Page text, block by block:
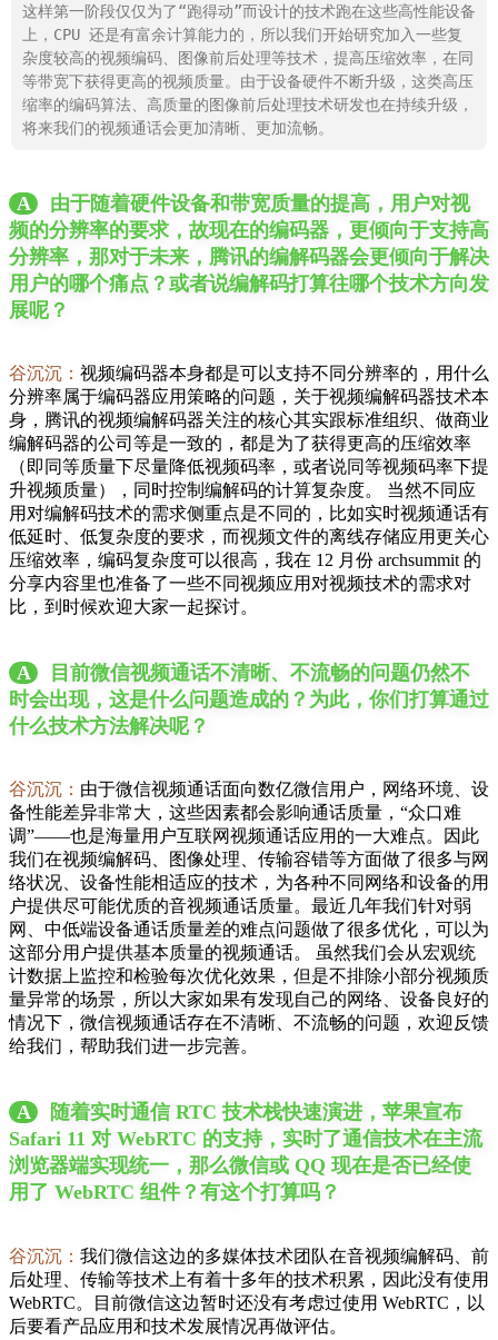
这样第一阶段仅仅为了“跑得动”而设计的技术跑在这些高性能设备
上，CPU 还是有富余计算能力的，所以我们开始研究加入一些复
杂度较高的视频编码、图像前后处理等技术，提高压缩效率，在同
等带宽下获得更高的视频质量。由于设备硬件不断升级，这类高压
缩率的编码算法、高质量的图像前后处理技术研发也在持续升级，
将来我们的视频通话会更加清晰、更加流畅。
A
由于随着硬件设备和带宽质量的提高，用户对视
频的分辨率的要求，故现在的编码器，更倾向于支持高
分辨率，那对于未来，腾讯的编解码器会更倾向于解决
用户的哪个痛点？或者说编解码打算往哪个技术方向发
展呢？
谷沉沉： 视频编码器本身都是可以支持不同分辨率的，用什么
分辨率属于编码器应用策略的问题，关于视频编解码器技术本
身，腾讯的视频编解码器关注的核心其实跟标准组织、做商业
编解码器的公司等是一致的，都是为了获得更高的压缩效率
（即同等质量下尽量降低视频码率，或者说同等视频码率下提
升视频质量），同时控制编解码的计算复杂度。 当然不同应
用对编解码技术的需求侧重点是不同的，比如实时视频通话有
低延时、低复杂度的要求，而视频文件的离线存储应用更关心
压缩效率，编码复杂度可以很高，我在 12 月份 archsummit 的
分享内容里也准备了一些不同视频应用对视频技术的需求对
比，到时候欢迎大家一起探讨。
A
目前微信视频通话不清晰、不流畅的问题仍然不
时会出现，这是什么问题造成的？为此，你们打算通过
什么技术方法解决呢？
谷沉沉： 由于微信视频通话面向数亿微信用户，网络环境、设
备性能差异非常大，这些因素都会影响通话质量，“众口难
调”——也是海量用户互联网视频通话应用的一大难点。因此
我们在视频编解码、图像处理、传输容错等方面做了很多与网
络状况、设备性能相适应的技术，为各种不同网络和设备的用
户提供尽可能优质的音视频通话质量。最近几年我们针对弱
网、中低端设备通话质量差的难点问题做了很多优化，可以为
这部分用户提供基本质量的视频通话。 虽然我们会从宏观统
计数据上监控和检验每次优化效果，但是不排除小部分视频质
量异常的场景，所以大家如果有发现自己的网络、设备良好的
情况下，微信视频通话存在不清晰、不流畅的问题，欢迎反馈
给我们，帮助我们进一步完善。
A
随着实时通信 RTC 技术栈快速演进，苹果宣布
Safari 11 对 WebRTC 的支持，实时了通信技术在主流
浏览器端实现统一，那么微信或 QQ 现在是否已经使
用了 WebRTC 组件？有这个打算吗？
谷沉沉： 我们微信这边的多媒体技术团队在音视频编解码、前
后处理、传输等技术上有着十多年的技术积累，因此没有使用
WebRTC。目前微信这边暂时还没有考虑过使用 WebRTC，以
后要看产品应用和技术发展情况再做评估。